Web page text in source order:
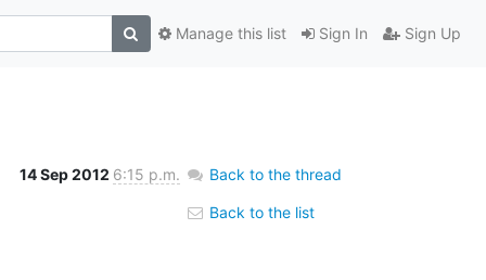
Sign In Sign Up
Manage this list
14 Sep 2012 6:15 p.m. Back to the thread
Back to the list